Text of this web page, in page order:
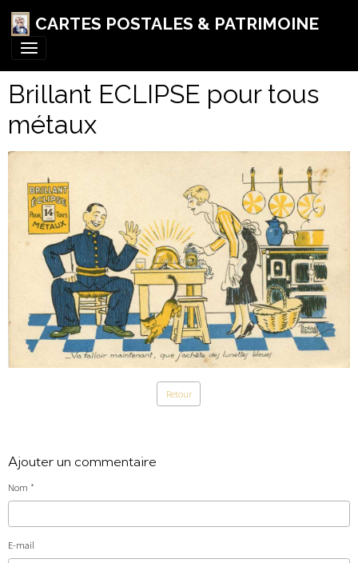
CARTES POSTALES & PATRIMOINE
Brillant ECLIPSE pour tous
métaux
Retour
Ajouter un commentaire
Nom
E-mail